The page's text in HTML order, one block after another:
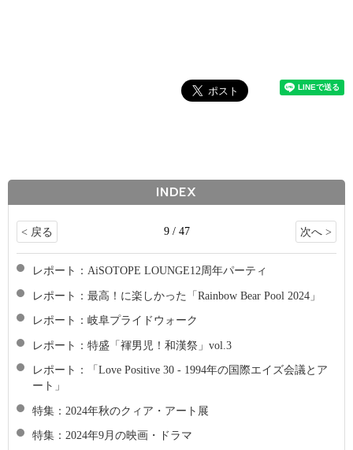
INDEX
< 戻る 9 / 47 次へ >
レポート：AiSOTOPE LOUNGE12周年パーティ
レポート：最高！に楽しかった「Rainbow Bear Pool 2024」
レポート：岐阜プライドウォーク
レポート：特盛「褌男児！和漢祭」vol.3
レポート：「Love Positive 30 - 1994年の国際エイズ会議とア
ート」
特集：2024年秋のクィア・アート展
特集：2024年9月の映画・ドラマ